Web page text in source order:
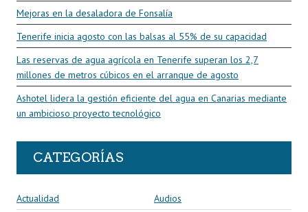
Mejoras en la desaladora de Fonsalía
Tenerife inicia agosto con las balsas al 55% de su capacidad
Las reservas de agua agrícola en Tenerife superan los 2,7
millones de metros cúbicos en el arranque de agosto
Ashotel lidera la gestión eficiente del agua en Canarias mediante
un ambicioso proyecto tecnológico
CATEGORÍAS
Actualidad
Audios